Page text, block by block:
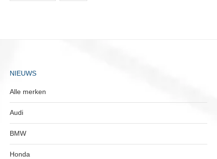
NIEUWS
Alle merken
Audi
BMW
Honda